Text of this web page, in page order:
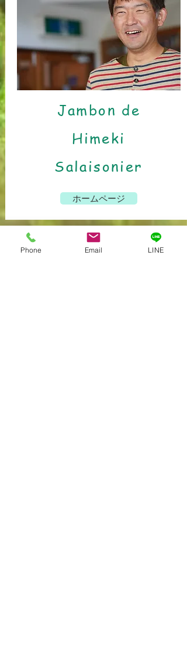
Jambon de
Himeki
Salaisonier
ホームページ
Phone Email LINE